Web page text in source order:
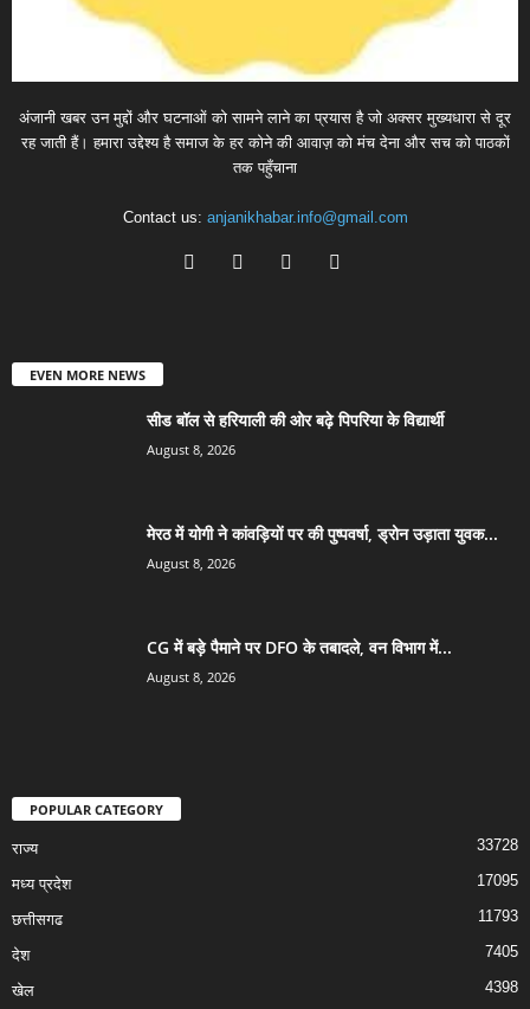
अंजानी खबर उन मुद्दों और घटनाओं को सामने लाने का प्रयास है जो अक्सर मुख्यधारा से दूर
रह जाती हैं। हमारा उद्देश्य है समाज के हर कोने की आवाज़ को मंच देना और सच को पाठकों
तक पहुँचाना
Contact us: anjanikhabar.info@gmail.com
EVEN MORE NEWS
सीड बॉल से हरियाली की ओर बढ़े पिपरिया के विद्यार्थी
August 8, 2026
मेरठ में योगी ने कांवड़ियों पर की पुष्पवर्षा, ड्रोन उड़ाता युवक...
August 8, 2026
CG में बड़े पैमाने पर DFO के तबादले, वन विभाग में...
August 8, 2026
POPULAR CATEGORY
राज्य 33728
मध्य प्रदेश 17095
छत्तीसगढ 11793
देश 7405
खेल 4398